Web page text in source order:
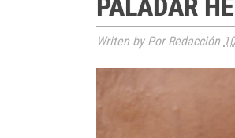
PALADAR
Writen by Por Redacción